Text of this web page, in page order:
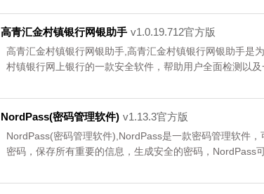
高青汇金村镇银行网银助手 v1.0.19.712官方版
高青汇金村镇银行网银助手,高青汇金村镇银行网银助手是
村镇银行网上银行的一款安全软件，帮助用户全面检测以
NordPass(密码管理软件) v1.13.3官方版
NordPass(密码管理软件),NordPass是一款密码管理软件
密码，保存所有重要的信息，生成安全的密码，NordPass